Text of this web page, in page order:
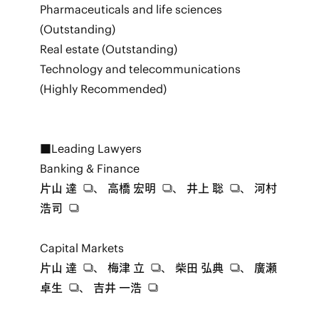
Pharmaceuticals and life sciences
(Outstanding)
Real estate (Outstanding)
Technology and telecommunications
(Highly Recommended)
■Leading Lawyers
Banking & Finance
片山 達
、 高橋 宏明 、 井上 聡 、 河村
浩司
Capital Markets
片山 達
、 梅津 立 、 柴田 弘典 、 廣瀬
卓生
、 吉井 一浩